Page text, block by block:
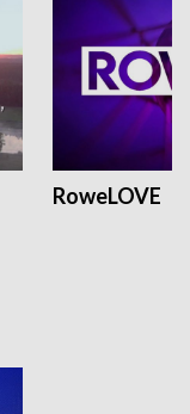
RoweLOVE